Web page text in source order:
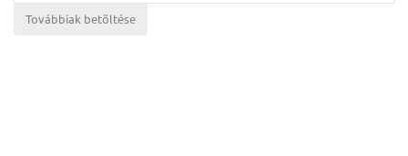
Továbbiak betöltése